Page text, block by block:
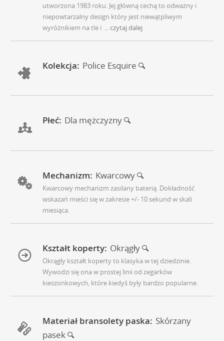
utworzona 1983 roku. Jej główną cechą to odważny i
niepowtarzalny design który jest niewątpliwym
wyróżnikiem na tle i ... czytaj dalej
Kolekcja: Police Esquire
Płeć: Dla mężczyzny
Mechanizm: Kwarcowy
Kwarcowy mechanizm zasilany baterią. Dokładność
wskazań mieści się w zakresie +/- 10 sekund w skali
miesiąca.
Kształt koperty: Okrągły
Okrągły kształt koperty to klasyka w tej dziedzinie.
Wywodzi się ona w prostej linii od zegarków
kieszonkowych, które kiedyś były bardzo popularne.
Materiał bransolety paska: Skórzany
pasek